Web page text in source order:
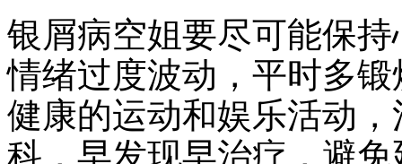
银屑病空姐要尽可能保
情绪过度波动，平时多
健康的运动和娱乐活动
科，早发现早治疗，避免